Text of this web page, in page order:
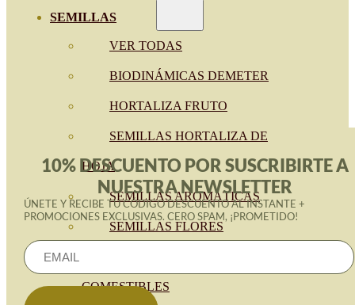
SEMILLAS
VER TODAS
BIODINÁMICAS DEMETER
HORTALIZA FRUTO
SEMILLAS HORTALIZA DE
HOJA
SEMILLAS AROMÁTICAS
SEMILLAS FLORES
COMESTIBLES
10% DESCUENTO POR SUSCRIBIRTE A
NUESTRA NEWSLETTER
ÚNETE Y RECIBE TU CÓDIGO DESCUENTO AL INSTANTE +
PROMOCIONES EXCLUSIVAS. CERO SPAM, ¡PROMETIDO!